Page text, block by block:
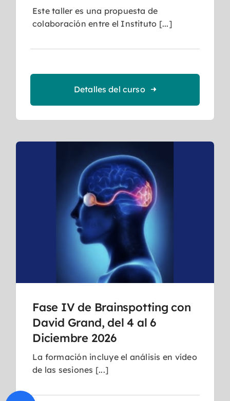
Este taller es una propuesta de
colaboración entre el Instituto [...]
Detalles del curso
Fase IV de Brainspotting con
David Grand, del 4 al 6
Diciembre 2026
La formación incluye el análisis en vídeo
de las sesiones [...]